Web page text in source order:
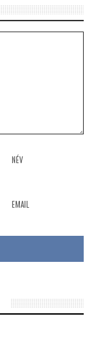
NÉV
EMAIL